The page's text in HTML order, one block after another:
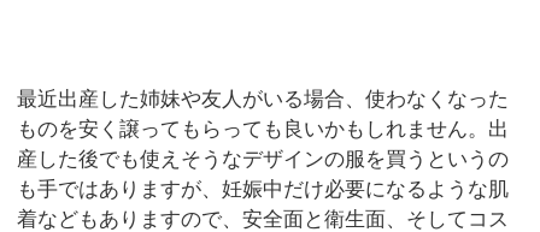
最近出産した姉妹や友人がいる場合、使わなくなった
ものを安く譲ってもらっても良いかもしれません。出
産した後でも使えそうなデザインの服を買うというの
も手ではありますが、妊娠中だけ必要になるような肌
着などもありますので、安全面と衛生面、そしてコス